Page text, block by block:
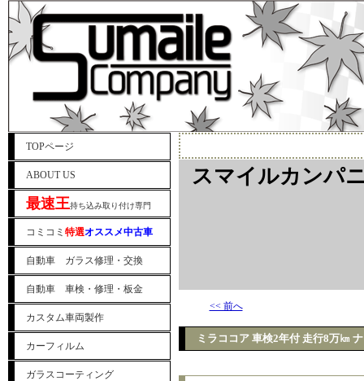
TOPページ
ABOUT US
最速王持ち込み取り付け専門
コミコミ 特選オススメ中古車
自動車 ガラス修理・交換
自動車 車検・修理・板金
カスタム車両製作
カーフィルム
ガラスコーティング
スマイルカンパ
<< 前へ
ミラココア 車検2年付 走行8万㎞